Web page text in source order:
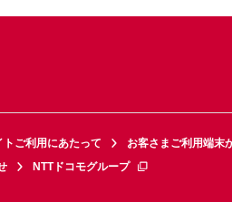
トご利用にあたって お客さまご利用端末
NTTドコモグループ